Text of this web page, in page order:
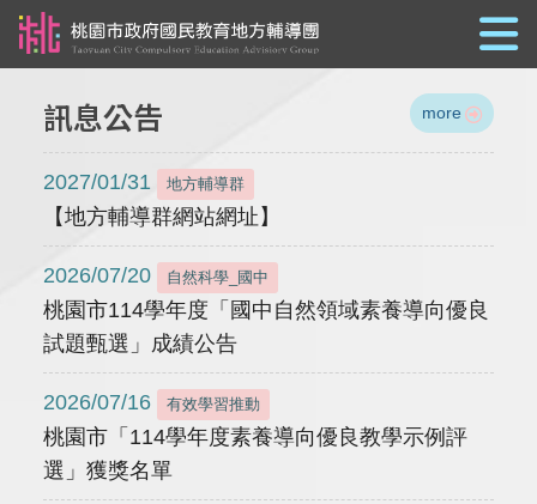
訊息公告 more
2027/01/31 地方輔導群
【地方輔導群網站網址】
2026/07/20 自然科學_國中
桃園市114學年度「國中自然領域素養導向優良
試題甄選」成績公告
2026/07/16 有效學習推動
桃園市「114學年度素養導向優良教學示例評
選」獲獎名單